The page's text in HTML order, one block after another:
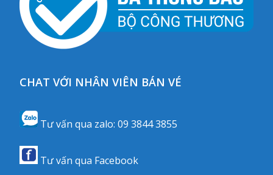
CHAT VỚI NHÂN VIÊN BÁN VÉ
Tư vấn qua zalo:09 3844 3855
Tư vấn qua Facebook